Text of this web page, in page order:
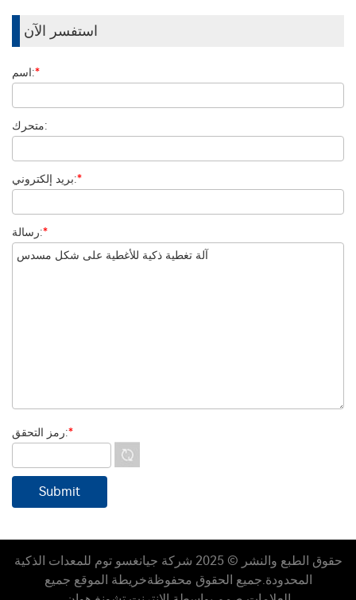
استفسر الآن
اسم:*
متحرك:
بريد إلكتروني:*
رسالة:*
رمز التحقق:*
حقوق الطبع والنشر © 2025 شركة جيانغسو توم للمعدات الذكية
المحدودة. جميع الحقوق محفوظةخريطة الموقع جميع